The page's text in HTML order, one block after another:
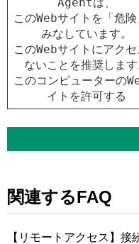
このWebサイトを「危険
みなしています。
このWebサイトにアクセ
ないことを推奨します
このコンピューターの
関連するFAQ
【リモートアクセス】接